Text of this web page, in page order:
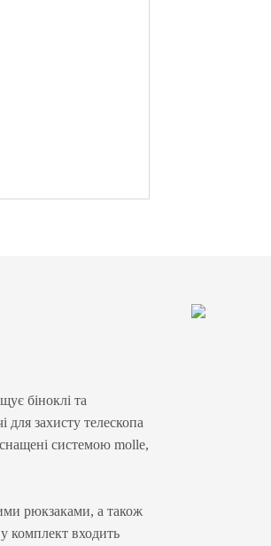
біноклі та
для захисту телескопа
системою molle,
рюкзаками, а також
комплект входить